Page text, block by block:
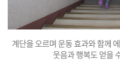
계단을 오르며 운동 효과와 함께
웃음과 행복도 얻을